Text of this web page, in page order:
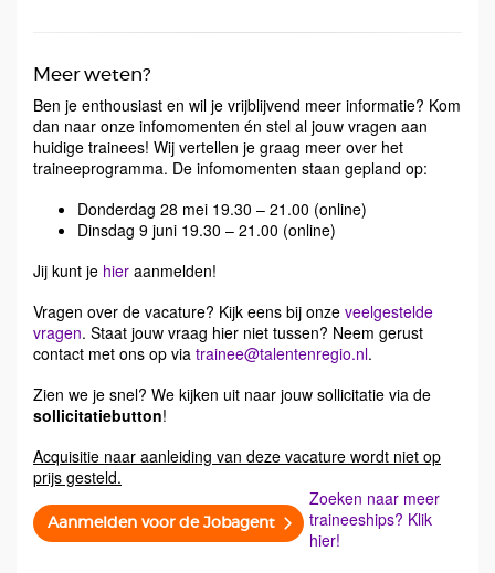
Meer weten?
Ben je enthousiast en wil je vrijblijvend meer informatie? Kom
dan naar onze infomomenten én stel al jouw vragen aan
huidige trainees! Wij vertellen je graag meer over het
traineeprogramma. De infomomenten staan gepland op:
Donderdag 28 mei 19.30 – 21.00 (online)
Dinsdag 9 juni 19.30 – 21.00 (online)
Jij kunt je hier aanmelden!
Vragen over de vacature? Kijk eens bij onze veelgestelde
vragen. Staat jouw vraag hier niet tussen? Neem gerust
contact met ons op via trainee@talentenregio.nl.
Zien we je snel? We kijken uit naar jouw sollicitatie via de
sollicitatiebutton!
Acquisitie naar aanleiding van deze vacature wordt niet op
prijs gesteld.
Aanmelden voor de Jobagent
Zoeken naar meer
traineeships? Klik
hier!